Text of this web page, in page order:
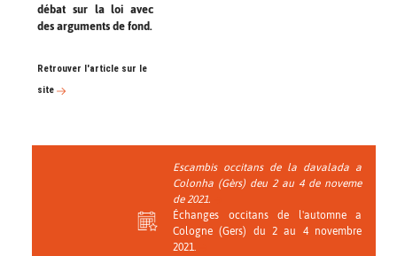
débat sur la loi avec
des arguments de fond.
Retrouver l'article sur le
site
Escambis occitans de la davalada a
Colonha (Gèrs) deu 2 au 4 de noveme
de 2021.
Échanges occitans de l'automne a
Cologne (Gers) du 2 au 4 novembre
2021.